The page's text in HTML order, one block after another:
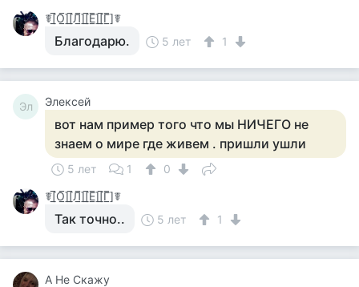
☤[̲̅О̲̅][̲̅Л̲̅][̲̅Е̲̅][̲̅Г̲̅]☤
Благодарю. 5 лет 1
Эл Элексей
вот нам пример того что мы НИЧЕГО не
знаем о мире где живем . пришли ушли
5 лет 1
0
☤[̲̅О̲̅][̲̅Л̲̅][̲̅Е̲̅][̲̅Г̲̅]☤
Так точно.. 5 лет 1
А Не Скажу